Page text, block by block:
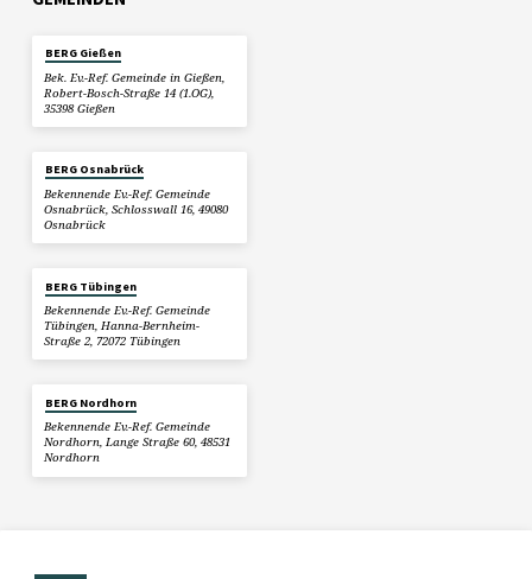
BERG Gießen
Bek. Ev.-Ref. Gemeinde in Gießen,
Robert-Bosch-Straße 14 (1.OG),
35398 Gießen
BERG Osnabrück
Bekennende Ev.-Ref. Gemeinde
Osnabrück, Schlosswall 16, 49080
Osnabrück
BERG Tübingen
Bekennende Ev.-Ref. Gemeinde
Tübingen, Hanna-Bernheim-
Straße 2, 72072 Tübingen
BERG Nordhorn
Bekennende Ev.-Ref. Gemeinde
Nordhorn, Lange Straße 60, 48531
Nordhorn